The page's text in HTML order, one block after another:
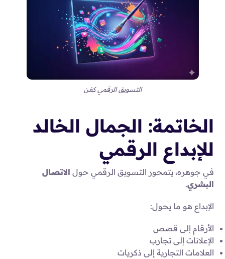
التسويق الرقمي كفن
الخاتمة: الجمال الخالد
للإبداع الرقمي
في جوهره، يتمحور التسويق الرقمي حول الاتصال
البشري.
الإبداع هو ما يحول:
الأرقام إلى قصص
الإعلانات إلى تجارب
العلامات التجارية إلى ذكريات